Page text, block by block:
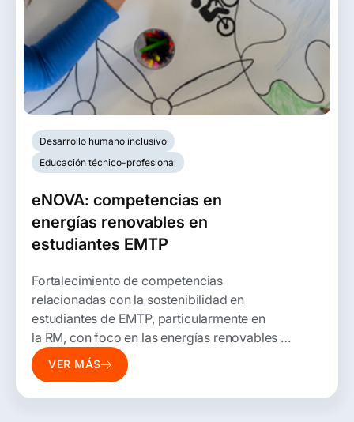
Desarrollo humano inclusivo
Educación técnico-profesional
eNOVA: competencias en
energías renovables en
estudiantes EMTP
Fortalecimiento de competencias
relacionadas con la sostenibilidad en
estudiantes de EMTP, particularmente en
la RM, con foco en las energías renovables y
ámbitos relacionados.
VER MÁS